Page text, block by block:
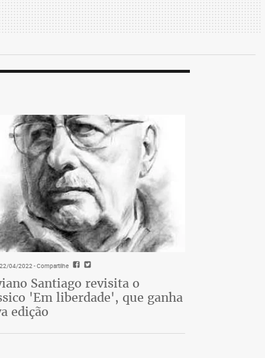
04/2022- Compartilhe
Santiago revisita o
'Em liberdade', que ganha
edição